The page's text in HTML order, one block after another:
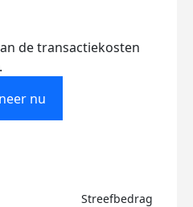
de transactiekosten
nu
Streefbedrag